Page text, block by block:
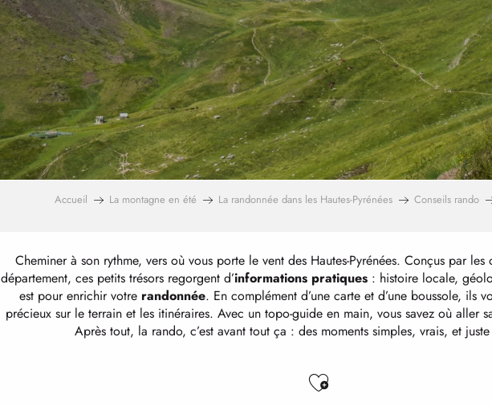
Accueil La montagne en été La randonnée dans les Hautes-Pyrénées Conseils rando
Cheminer à son rythme, vers où vous porte le vent des Hautes-Pyrénées. Conçus par
département, ces petits trésors regorgent d’informations pratiques: histoire locale,
est pour enrichir votre randonnée. En complément d’une carte et d’une boussole, ils
précieux sur le terrain et les itinéraires. Avec un topo-guide en main, vous savez où aller
Après tout, la rando, c’est avant tout ça : des moments simples, vrais, et
Ajouter aux